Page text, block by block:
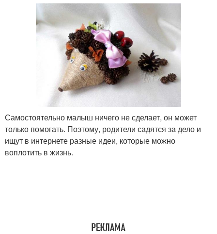
Ежик из пластмассовой
бутылки
Ежик на лесной
Ежик для поделки Ежик из бутылок
Самостоятельно малыш ничего не сделает, он может
только помогать. Поэтому, родители садятся за дело и
ищут в интернете разные идеи, которые можно
воплотить в жизнь.